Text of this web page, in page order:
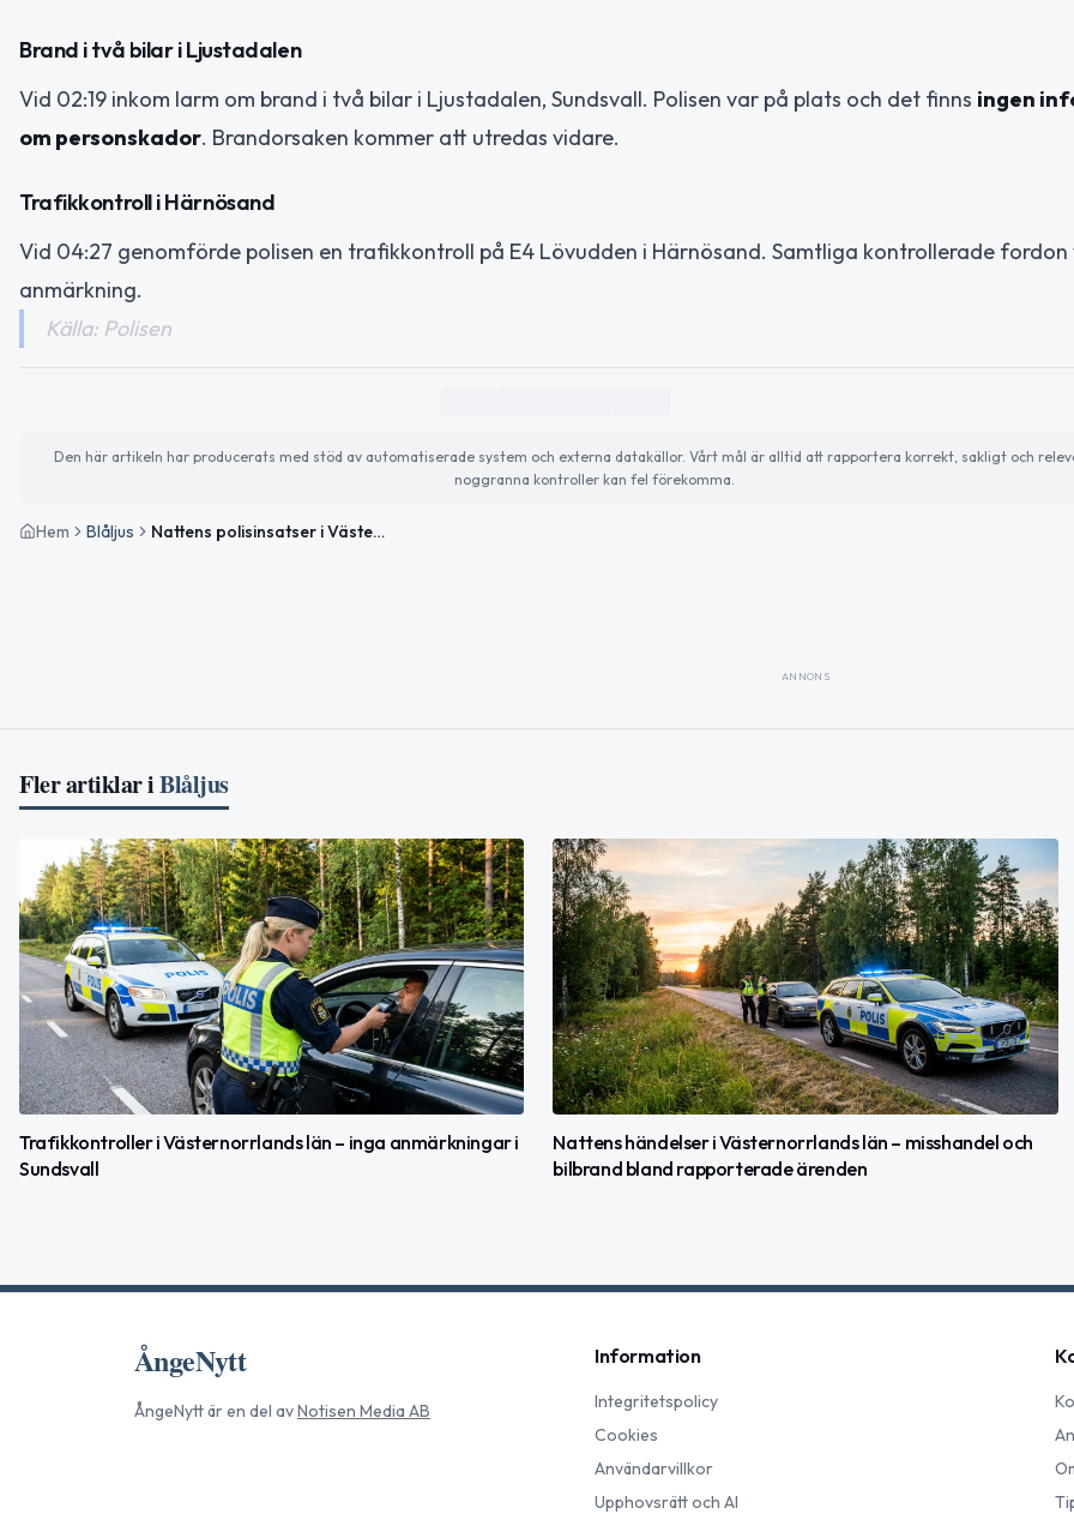
Brand i två bilar i Ljustadalen
Vid 02:19 inkom larm om brand i två bilar i Ljustadalen, Sundsvall. Polisen var på plats och det finns ingen
om personskador. Brandorsaken kommer att utredas vidare.
Trafikkontroll i Härnösand
Vid 04:27 genomförde polisen en trafikkontroll på E4 Lövudden i Härnösand. Samtliga kontrollerade
anmärkning.
Källa: Polisen
Den här artikeln har producerats med stöd av automatiserade system och externa datakällor. Vårt mål är alltid att rapportera korrekt, sakligt och
noggranna kontroller kan fel förekomma.
Hem Blåljus Nattens polisinsatser i Västernorrlands län – brand och omhändertagande
ANNONS
Fler artiklar iBlåljus
Trafikkontroller i Västernorrlands län – inga anmärkningar i
Sundsvall
Nattens händelser i Västernorrlands län – misshandel och
bilbrand bland rapporterade ärenden
ÅngeNytt
ÅngeNyttär en del avNotisen Media AB
Information
Integritetspolicy
Cookies
Användarvillkor
Upphovsrätt och AI